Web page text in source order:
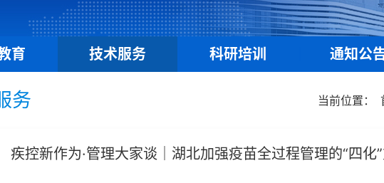
育 技术服务 科研培训 通知公
务 当前位置：
疾控新作为·管理大家谈｜湖北加强疫苗全过程管理的“四化